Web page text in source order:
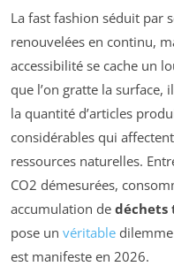
La fast fashion séduit par
renouvelées en continu,
accessibilité se cache un
que l’on gratte la
la quantité d’articles
considérables qui
ressources naturelles.
CO2 démesurées,
accumulation de déchets
pose un véritable dilemme
est manifeste en 2026.